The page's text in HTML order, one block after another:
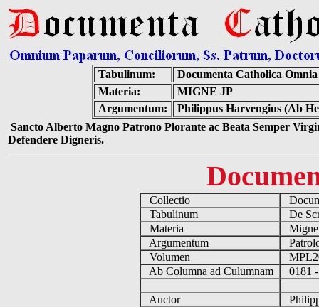
Tabulinum:
Documenta Catholica Omnia
Materia:
MIGNE JP
Argumentum:
Philippus Harvengius (Ab
Sancto Alberto Magno Patrono Plorante ac Beata Semper
Defendere Digneris.
Collectio
Tabulinum
De
Materia
Argumentum
Volumen
Ab Columna ad Culumnam
0181
Auctor